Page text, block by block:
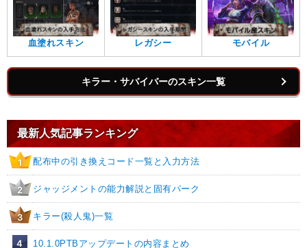
血塗れスキン レガシー モバイル
キラー・サバイバーのスキン一覧
最新人気記事ランキング
1 配布中の引き換えコード一覧と入力方法
2 ジャッジメントの能力解説と固有パーク
3 キラー(殺人鬼)一覧
4 10.1.0PTBアップデートの内容まとめ